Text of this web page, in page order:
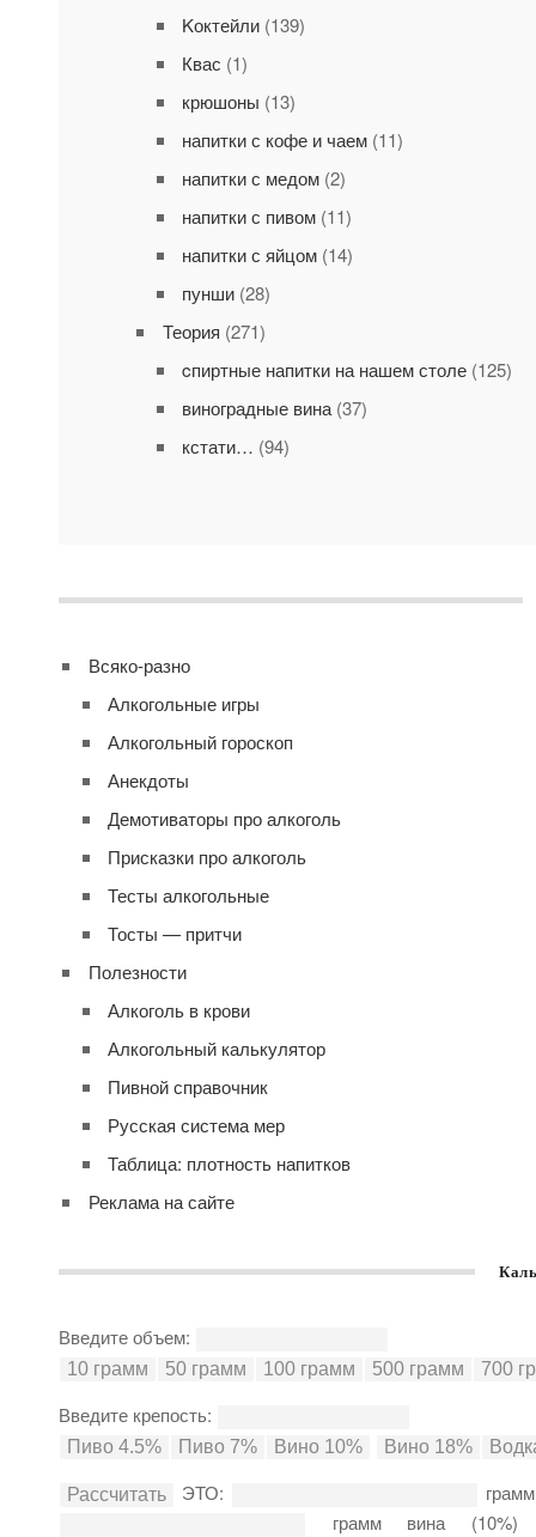
Kоктейли(139)
Квас (1)
крюшоны (13)
напитки с кофе и чаем(11)
напитки с медом(2)
напитки с пивом(11)
напитки с яйцом(14)
пунши(28)
Теория (271)
cпиртные напитки на нашем столе(125)
виноградные вина(37)
кстати… (94)
Всяко-разно
Алкогольные игры
Алкогольный гороскоп
Анекдоты
Демотиваторы про алкоголь
Присказки про алкоголь
Тесты алкогольные
Тосты — притчи
Полезности
Алкоголь в крови
Алкогольный калькулятор
Пивной справочник
Русская система мер
Таблица: плотность напитков
Реклама на сайте
Введите объем:
Введите крепость:
ЭТО:
грамм вина